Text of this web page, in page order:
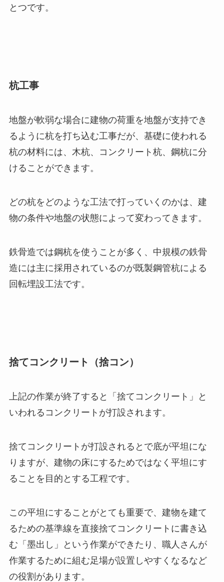
とつです。
杭工事
地盤が軟弱な場合に建物の荷重を地盤が支持でき
るように杭を打ち込む工事だが、基礎に使われる
杭の材料には、木杭、コンクリート杭、鋼杭に分
けることができます。
どの杭をどのような工法で打っていくのかは、建
物の条件や地盤の状態によって変わってきます。
鉄骨造では鋼杭を使うことが多く、中規模の鉄骨
造には主に採用されているのが既製鋼管杭による
回転埋設工法です。
捨てコンクリート（捨コン）
上記の作業が終了すると「捨てコンクリート」と
いわれるコンクリートが打設されます。
捨てコンクリートが打設されるとで底が平坦にな
りますが、建物の床にするためではなく平坦にす
ることを目的とする工程です。
この平坦にすることがとても重要で、建物を建て
るための基準線を直接捨てコンクリートに書き込
む「墨出し」という作業ができたり、職人さんが
作業するために組む足場が設置しやすくなるなど
の役割があります。